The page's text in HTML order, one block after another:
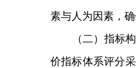
素与人为因素，
（二）指标
价指标体系评分